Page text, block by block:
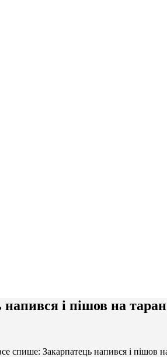
і пішов на таран
спише: Закарпатець напився і пішов